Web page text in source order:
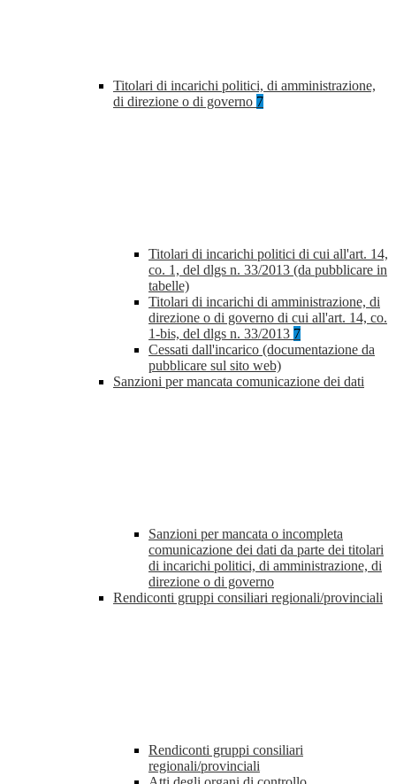
Titolari di incarichi politici, di amministrazione,
di direzione o di governo 7
Titolari di incarichi politici di cui all'art. 14,
co. 1, del dlgs n. 33/2013 (da pubblicare in
tabelle)
Titolari di incarichi di amministrazione, di
direzione o di governo di cui all'art. 14, co.
1-bis, del dlgs n. 33/2013 7
Cessati dall'incarico (documentazione da
pubblicare sul sito web)
Sanzioni per mancata comunicazione dei dati
Sanzioni per mancata o incompleta
comunicazione dei dati da parte dei titolari
di incarichi politici, di amministrazione, di
direzione o di governo
Rendiconti gruppi consiliari regionali/provinciali
Rendiconti gruppi consiliari
regionali/provinciali